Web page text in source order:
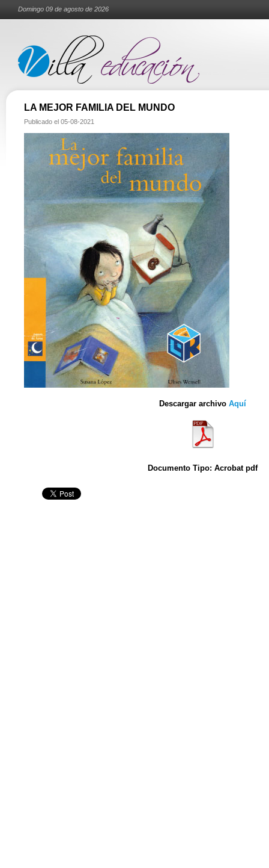
Domingo 09 de agosto de 2026
LA MEJOR FAMILIA DEL MUNDO
Publicado el 05-08-2021
Descargar archivo Aquí
Documento Tipo: Acrobat pdf